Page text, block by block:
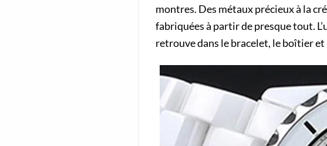
montres. Des métaux précieux à la
fabriquées à partir de presque tout.
retrouve dans le bracelet, le boîtier et